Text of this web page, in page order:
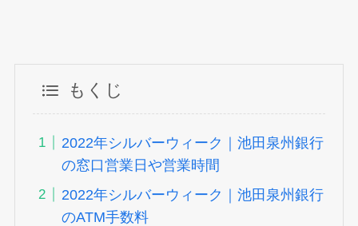
もくじ
2022年シルバーウィーク｜池田泉州銀行
の窓口営業日や営業時間
2022年シルバーウィーク｜池田泉州銀行
のATM手数料